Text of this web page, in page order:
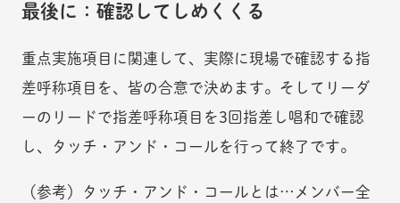
最後に：確認してしめくくる
重点実施項目に関連して、実際に現場で確認する指
差呼称項目を、皆の合意で決めます。そしてリーダ
ーのリードで指差呼称項目を3回指差し唱和で確認
し、タッチ・アンド・コールを行って終了です。
（参考）タッチ・アンド・コールとは…メンバー全